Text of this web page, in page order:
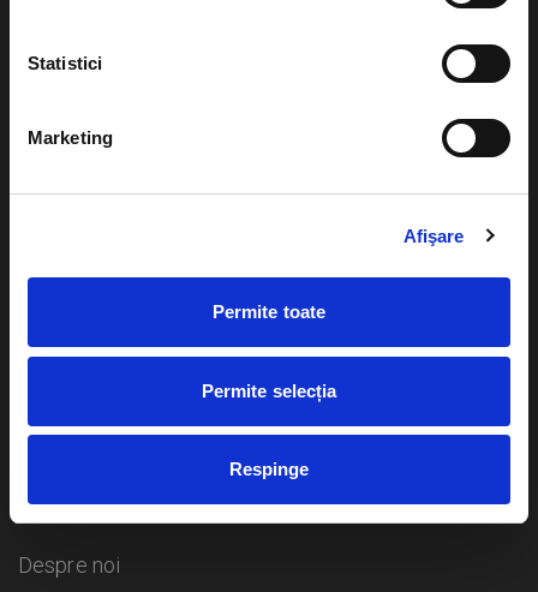
Statistici
Marketing
Afişare
Permite toate
Permite selecția
Respinge
Cum comand bilete?
eBilet printat acasa
Returnare bilete
Sport
Cultura
Calendar
Despre noi